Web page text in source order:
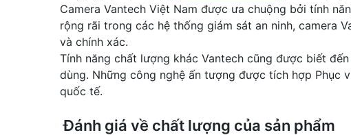
Camera Vantech Việt Nam được ưa chuộng bởi tính
rộng rãi trong các hệ thống giám sát an ninh, camera
và chính xác.
Tính năng chất lượng khác Vantech cũng được biết
dùng. Những công nghệ ấn tượng được tích hợp Phục
quốc tế.
Đánh giá về chất lượng của sản phẩm